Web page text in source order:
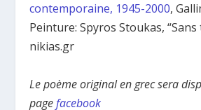
contemporaine, 1945-2000,
Peinture: Spyros Stoukas, “Sans
nikias.gr
Le poème original en grec sera
pagefacebook